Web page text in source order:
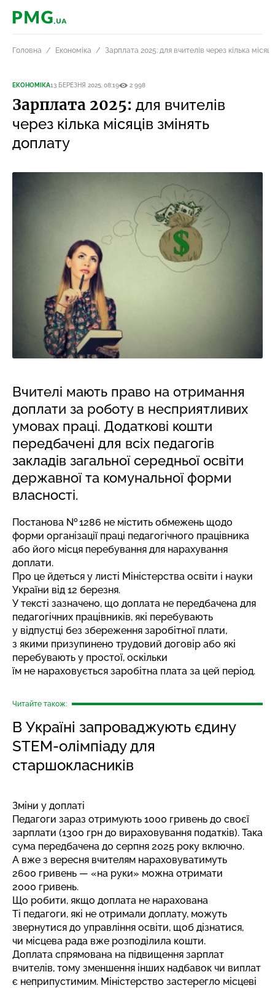
PMG.ua
Головна Економіка Зарплата 2025: для вчителів через кілька
ЕКОНОМІКА13 БЕРЕЗНЯ 2025, 08:19 2 998
Зарплата 2025: для вчителів
через кілька місяців змінять
доплату
Вчителі мають право на отримання
доплати за роботу в несприятливих
умовах праці. Додаткові кошти
передбачені для всіх педагогів
закладів загальної середньої освіти
державної та комунальної форми
власності.
Постанова № 1286 не містить обмежень щодо
форми організації праці педагогічного працівника
або його місця перебування для нарахування
доплати.
Про це йдеться у листі Міністерства освіти і науки
України від 12 березня.
У тексті зазначено, що доплата не передбачена для
педагогічних працівників, які перебувають
у відпустці без збереження заробітної плати,
з якими призупинено трудовий договір або які
перебувають у простої, оскільки
їм не нараховується заробітна плата за цей період.
Читайте також:
В Україні запроваджують єдину
STEM-олімпіаду для
старшокласників
Зміни у доплаті
Педагоги зараз отримують 1000 гривень до своєї
зарплати (1300 грн до вираховування податків). Така
сума передбачена до серпня 2025 року включно.
А вже з вересня вчителям нараховуватимуть
2600 гривень — «на руки» можна отримати
2000 гривень.
Що робити, якщо доплата не нарахована
Ті педагоги, які не отримали доплату, можуть
звернутися до управління освіти, щоб дізнатися,
чи місцева рада вже розподілила кошти.
Доплата спрямована на підвищення зарплат
вчителів, тому зменшення інших надбавок чи виплат
є неприпустимим. Міністерство застерегло місцеві